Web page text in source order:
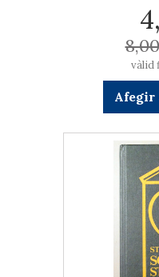
vàlid
Afegir